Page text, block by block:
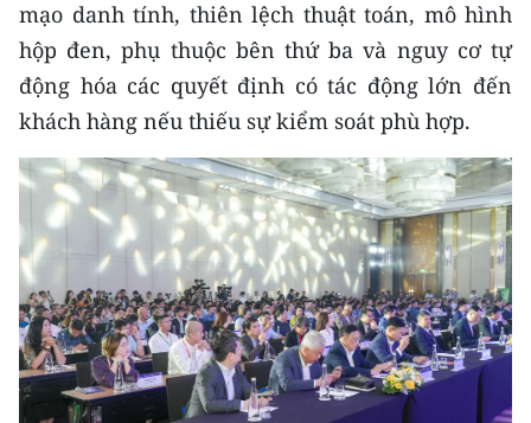
mạo danh tính, thiên lệch thuật toán, mô hình
hộp đen, phụ thuộc bên thứ ba và nguy cơ tự
động hóa các quyết định có tác động lớn đến
khách hàng nếu thiếu sự kiểm soát phù hợp.